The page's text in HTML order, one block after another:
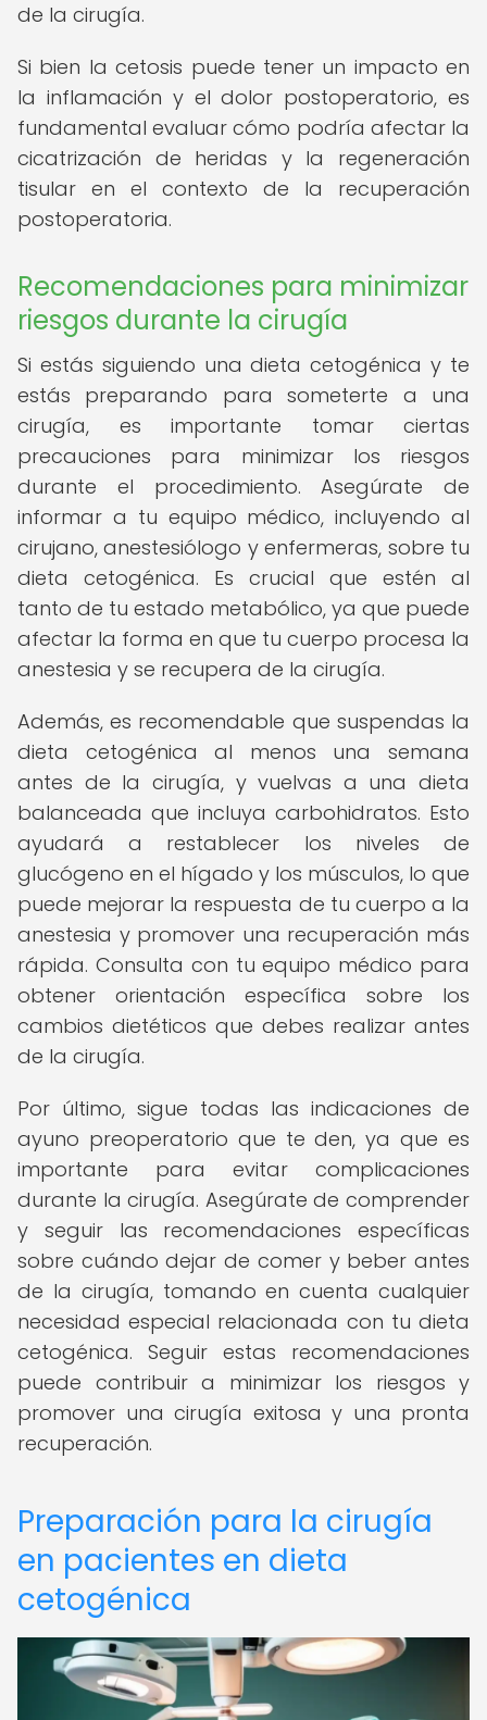
de la cirugía.
Si bien la cetosis puede tener un impacto en
la inflamación y el dolor postoperatorio, es
fundamental evaluar cómo podría afectar la
cicatrización de heridas y la regeneración
tisular en el contexto de la recuperación
postoperatoria.
Recomendaciones para minimizar
riesgos durante la cirugía
Si estás siguiendo una dieta cetogénica y te
estás preparando para someterte a una
cirugía, es importante tomar ciertas
precauciones para minimizar los riesgos
durante el procedimiento. Asegúrate de
informar a tu equipo médico, incluyendo al
cirujano, anestesiólogo y enfermeras, sobre tu
dieta cetogénica. Es crucial que estén al
tanto de tu estado metabólico, ya que puede
afectar la forma en que tu cuerpo procesa la
anestesia y se recupera de la cirugía.
Además, es recomendable que suspendas la
dieta cetogénica al menos una semana
antes de la cirugía, y vuelvas a una dieta
balanceada que incluya carbohidratos. Esto
ayudará a restablecer los niveles de
glucógeno en el hígado y los músculos, lo que
puede mejorar la respuesta de tu cuerpo a la
anestesia y promover una recuperación más
rápida. Consulta con tu equipo médico para
obtener orientación específica sobre los
cambios dietéticos que debes realizar antes
de la cirugía.
Por último, sigue todas las indicaciones de
ayuno preoperatorio que te den, ya que es
importante para evitar complicaciones
durante la cirugía. Asegúrate de comprender
y seguir las recomendaciones específicas
sobre cuándo dejar de comer y beber antes
de la cirugía, tomando en cuenta cualquier
necesidad especial relacionada con tu dieta
cetogénica. Seguir estas recomendaciones
puede contribuir a minimizar los riesgos y
promover una cirugía exitosa y una pronta
recuperación.
Preparación para la cirugía
en pacientes en dieta
cetogénica